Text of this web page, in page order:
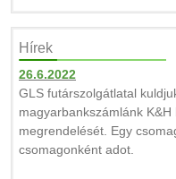
Hírek
26.6.2022
GLS futárszolgátlatal
magyarbankszámlánk
megrendelését. Egy
csomagonként adot.